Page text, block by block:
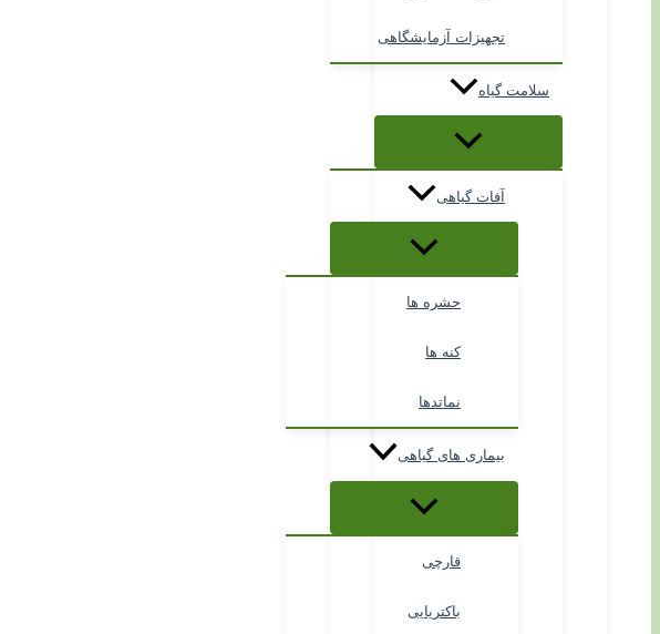
تجهیزات آزمایشگاهی
سلامت گیاه
آفات گیاهی
حشره ها
کنه ها
نماتدها
بیماری های گیاهی
قارچی
باکتریایی